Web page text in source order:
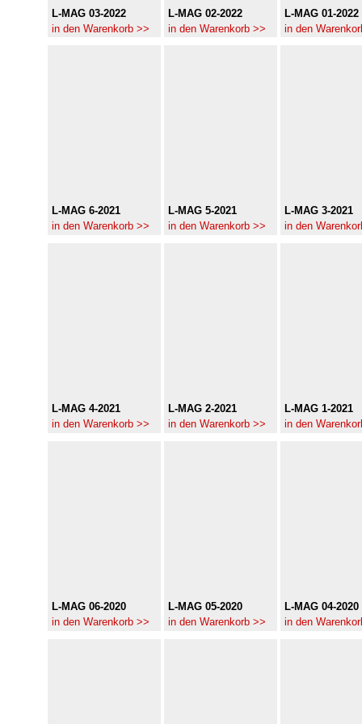
L-MAG 03-2022
in den Warenkorb >>
L-MAG 02-2022
in den Warenkorb >>
L-MAG 01-2022
in den
L-MAG 6-2021
in den Warenkorb >>
L-MAG 5-2021
in den Warenkorb >>
L-MAG 3-2021
in den
L-MAG 4-2021
in den Warenkorb >>
L-MAG 2-2021
in den Warenkorb >>
L-MAG 1-2021
in den
L-MAG 06-2020
in den Warenkorb >>
L-MAG 05-2020
in den Warenkorb >>
L-MAG 04-2020
in den